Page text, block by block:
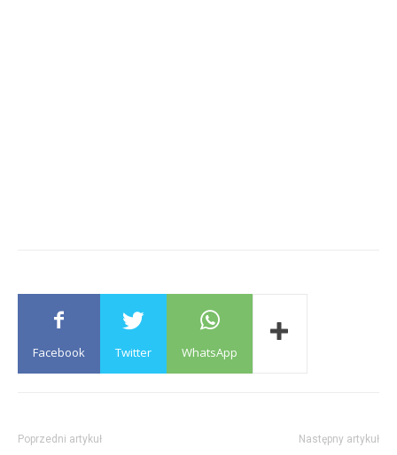
Facebook Twitter WhatsApp
Poprzedni artykuł Następny artykuł